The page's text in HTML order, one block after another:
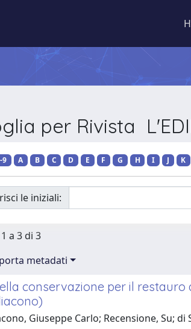
per Rivista
9 A B C D E F G H I J K
le iniziali:
a 3 di 3
metadati
conservazione per il
Giuseppe Carlo; Recensione, Su; di